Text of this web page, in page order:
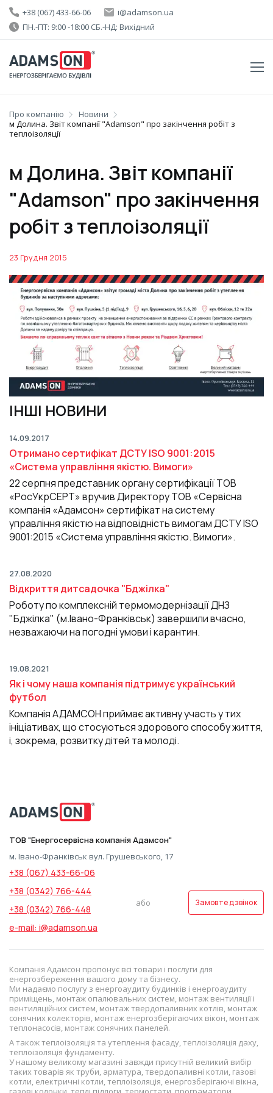
+38 (067) 433-66-06
i@adamson.ua
ПН.-ПТ: 9:00 -18:00 СБ.-НД: Вихідний
Про компанію
Новини
м Долина. Звіт компанії "Adamson" про закінчення робіт з
теплоізоляції
м Долина. Звіт компанії
"Adamson" про закінчення
робіт з теплоізоляції
23 Грудня 2015
ІНШІ НОВИНИ
14.09.2017
Отримано сертифікат ДСТУ ISO 9001:2015
«Система управління якістю. Вимоги»
22 серпня представник органу сертифікації ТОВ
«РосУкрСЕРТ» вручив Директору ТОВ «Сервісна
компанія «Адамсон» сертифікат на систему
управління якістю на відповідність вимогам ДСТУ ISO
9001:2015 «Система управління якістю. Вимоги».
27.08.2020
Відкриття дитсадочка "Бджілка"
Роботу по комплексній термомодернізації ДНЗ
"Бджілка" (м.Івано-Франківськ) завершили вчасно,
незважаючи на погодні умови і карантин.
19.08.2021
Як і чому наша компанія підтримує український
футбол
Компанія АДАМСОН приймає активну участь у тих
ініціативах, що стосуються здорового способу життя,
і, зокрема, розвитку дітей та молоді.
ТОВ "Енергосервісна компанія Адамсон"
м. Івано-Франківськ вул. Грушевського, 17
+38 (067) 433-66-06
+38 (0342) 766-444
+38 (0342) 766-448
e-mail: i@adamson.ua
або Замовте дзвінок
Компанія Адамсон пропонує всі товари і послуги для
енергозбереження вашого дому та бізнесу.
Ми надаємо послугу з енергоаудиту будинків і енергоаудиту
приміщень, монтаж опалювальних систем, монтаж вентиляції і
вентиляційних систем, монтаж твердопаливних котлів, монтаж
сонячних колекторів, монтаж енергозберігаючих вікон, монтаж
теплонасосів, монтаж сонячних панелей.
А також теплоізоляція та утеплення фасаду, теплоізоляція даху,
теплоізоляція фундаменту.
У нашому великому магазині завжди присутній великий вибір
таких товарів як труби, арматура, твердопаливні котли, газові
котли, електричні котли, теплоізоляція, енергозберігаючі вікна,